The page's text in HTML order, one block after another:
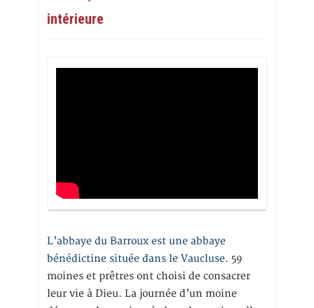
intérieure
L’abbaye du Barroux est une abbaye
bénédictine située dans le Vaucluse. 59
moines et prêtres ont choisi de consacrer
leur vie à Dieu. La journée d’un moine